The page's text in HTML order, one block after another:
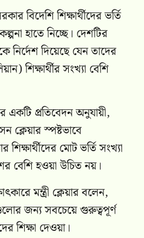
বিদেশি শিক্ষার্থীদের ভর্তি
হাতে নিচ্ছে। দেশটির
নির্দেশ দিয়েছে যেন তাদের
শিক্ষার্থীর সংখ্যা বেশি
একটি প্রতিবেদন অনুযায়ী,
ক্লেয়ার স্পষ্টভাবে
শিক্ষার্থীদের মোট ভর্তি সংখ্যা
বেশি হওয়া উচিত নয়।
মন্ত্রী ক্লেয়ার বলেন,
জন্য সবচেয়ে গুরুত্বপূর্ণ
শিক্ষা দেওয়া।